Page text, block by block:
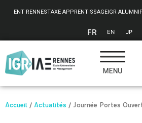
ENT RENNESTAXE APPRENTISSAGEIGR ALUMNI
FR EN JP
Accueil / Actualités / Journée Portes